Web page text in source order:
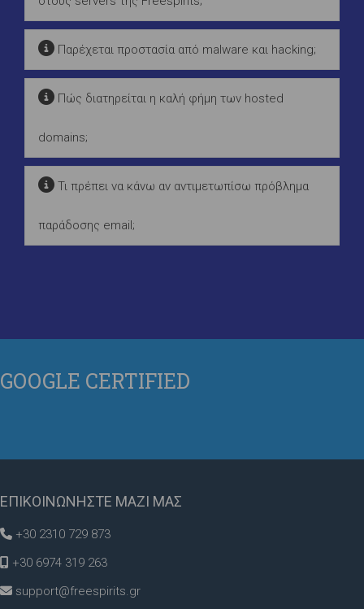
Παρέχεται προστασία από malware και hacking;
Πώς διατηρείται η καλή φήμη των hosted
domains;
Τι πρέπει να κάνω αν αντιμετωπίσω πρόβλημα
παράδοσης email;
GOOGLE CERTIFIED
ΕΠΙΚΟΙΝΩΝΗΣΤΕ ΜΑΖΙ ΜΑΣ
+30 2310 729 873
+30 6974 319 263
support@freespirits.gr